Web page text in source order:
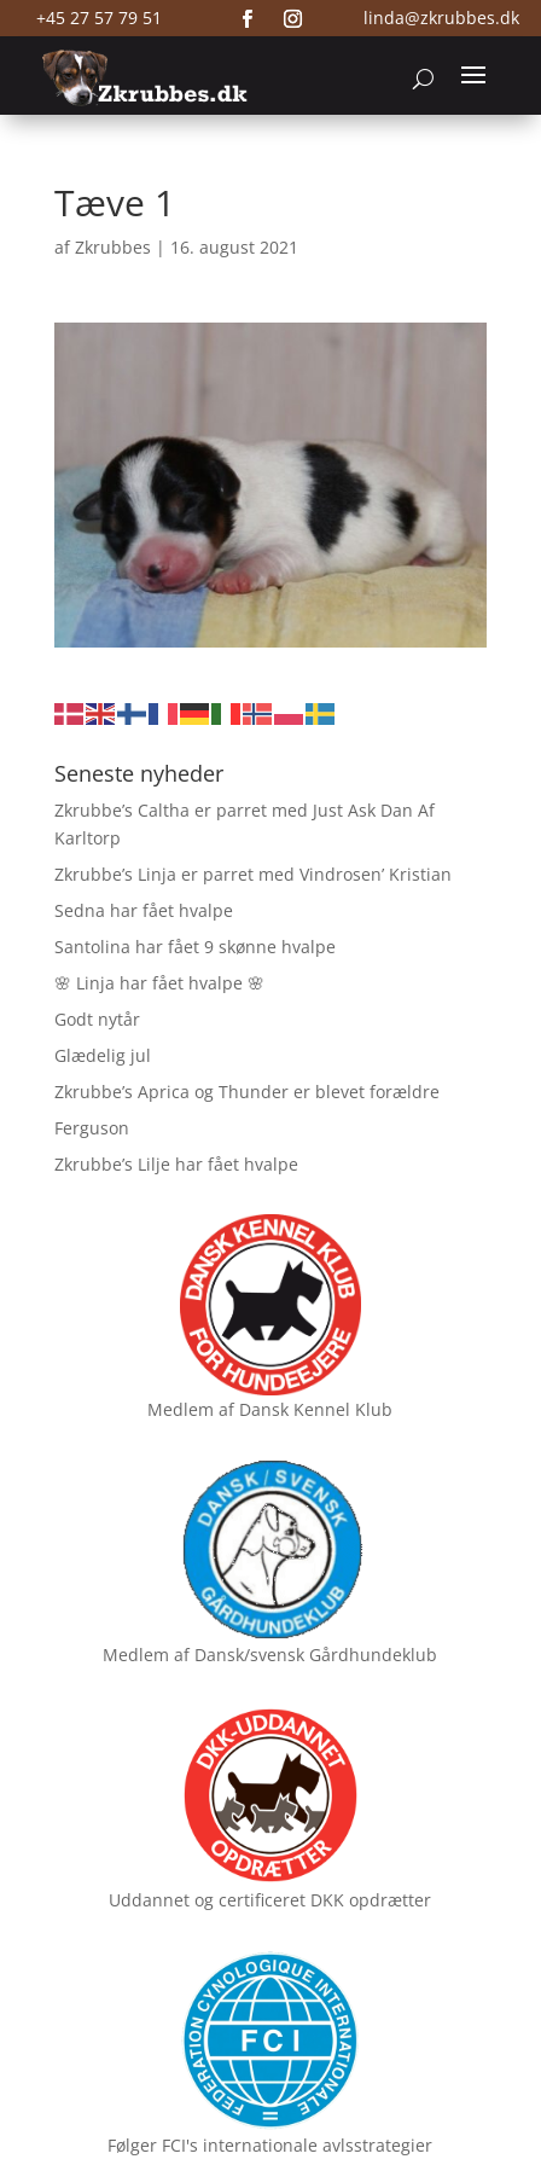
+45 27 57 79 51 linda@zkrubbes.dk
Tæve 1
afZkrubbes | 16. august 2021
Seneste nyheder
Zkrubbe’s Caltha er parret med Just Ask Dan Af
Karltorp
Zkrubbe’s Linja er parret med Vindrosen’ Kristian
Sedna har fået hvalpe
Santolina har fået 9 skønne hvalpe
🌸 Linja har fået hvalpe 🌸
Godt nytår
Glædelig jul
Zkrubbe’s Aprica og Thunder er blevet forældre
Ferguson
Zkrubbe’s Lilje har fået hvalpe
Medlem af Dansk Kennel Klub
Medlem af Dansk/svensk Gårdhundeklub
Uddannet og certificeret DKK opdrætter
Følger FCI's internationale avlsstrategier